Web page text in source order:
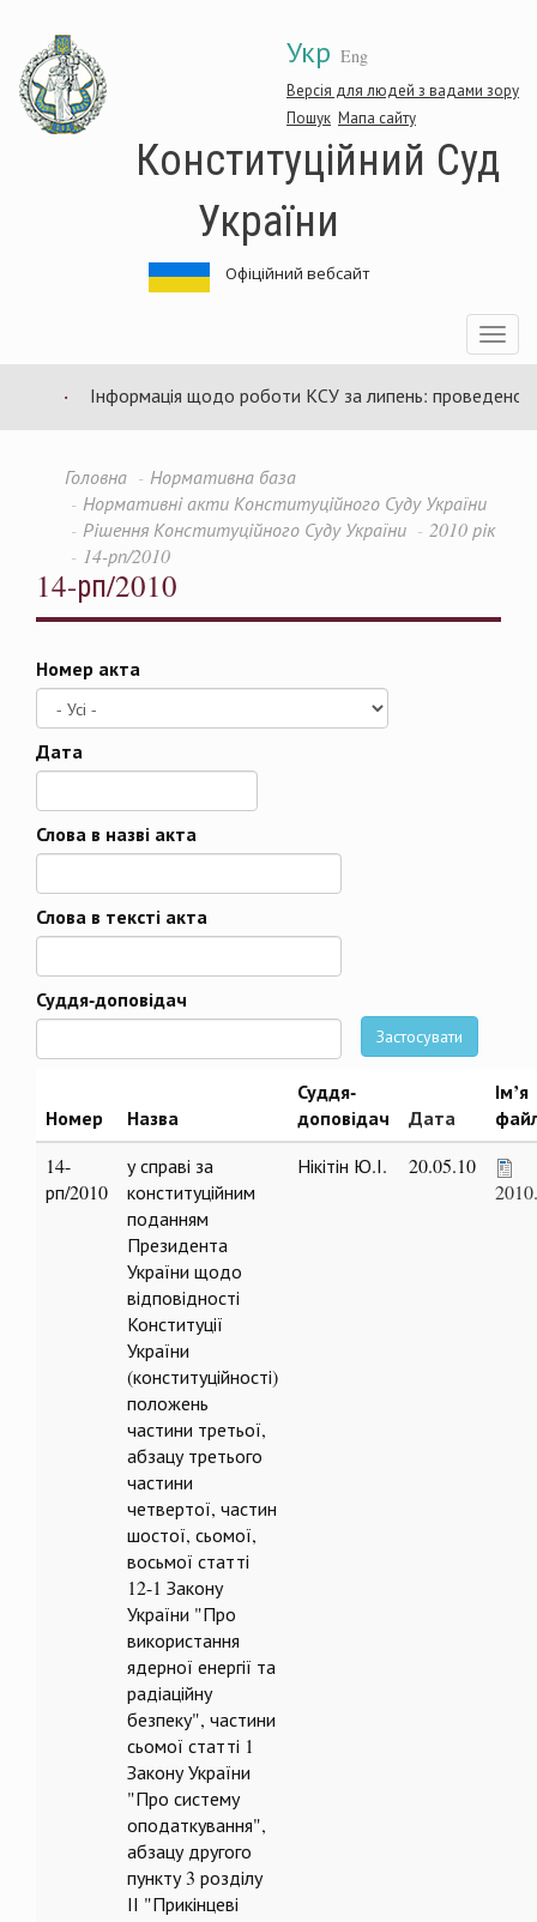
основного
матеріалу
Укр Eng
Версія для людей з вадами зору
Пошук Мапа сайту
Конституційний Суд
України
Офіційний вебсайт
Toggle
Інформація щодо роботи КСУ за липень: проведено 94
Головна
Нормативна база
Нормативні акти Конституційного Суду України
Рішення Конституційного Суду України
2010 рік
14-рп/2010
14-рп/2010
Номер акта
Дата
Дата
Слова в назві акта
Слова в тексті акта
Суддя-доповідач
Застосувати
Номер Назва
Суддя-
доповідач
Дата
Ім’я
14-
рп/2010
у справі за
конституційним
поданням
Президента
України щодо
відповідності
Конституції
України
(конституційності)
положень
частини третьої,
абзацу третього
частини
четвертої, частин
шостої, сьомої,
восьмої статті
12-1 Закону
України "Про
використання
ядерної енергії та
радіаційну
безпеку", частини
сьомої статті 1
Закону України
"Про систему
оподаткування",
абзацу другого
пункту 3 розділу
ІІ "Прикінцеві
Нікітін Ю.І.
20.05.10